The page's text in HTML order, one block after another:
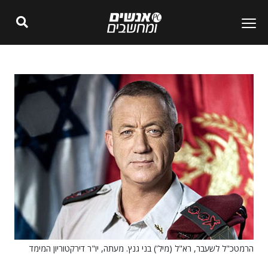
הרמטכ"ל לשעבר, רא"ל (מיל') בני גנץ. מעתה, יו"ר דירקטוריון המימד